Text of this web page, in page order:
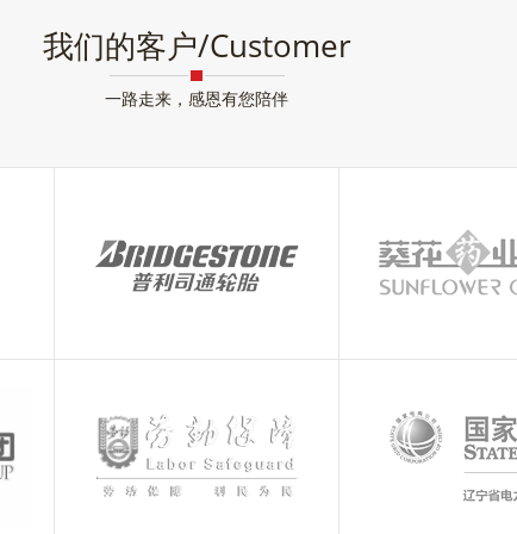
我们的客户/Customer
一路走来，感恩有您陪伴